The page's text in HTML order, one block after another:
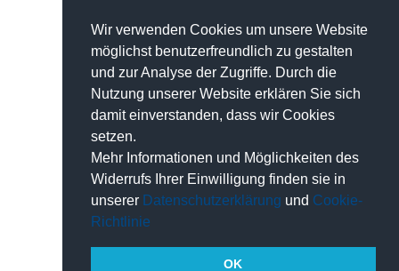
Wir verwenden Cookies um unsere Website
möglichst benutzerfreundlich zu gestalten
und zur Analyse der Zugriffe. Durch die
Nutzung unserer Website erklären Sie sich
damit einverstanden, dass wir Cookies
setzen.
Mehr Informationen und Möglichkeiten des
Widerrufs Ihrer Einwilligung finden sie in
unserer Datenschutzerklärung und Cookie-
Richtlinie
OK